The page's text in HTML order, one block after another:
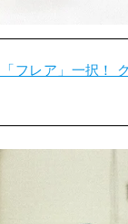
フレア」一択！